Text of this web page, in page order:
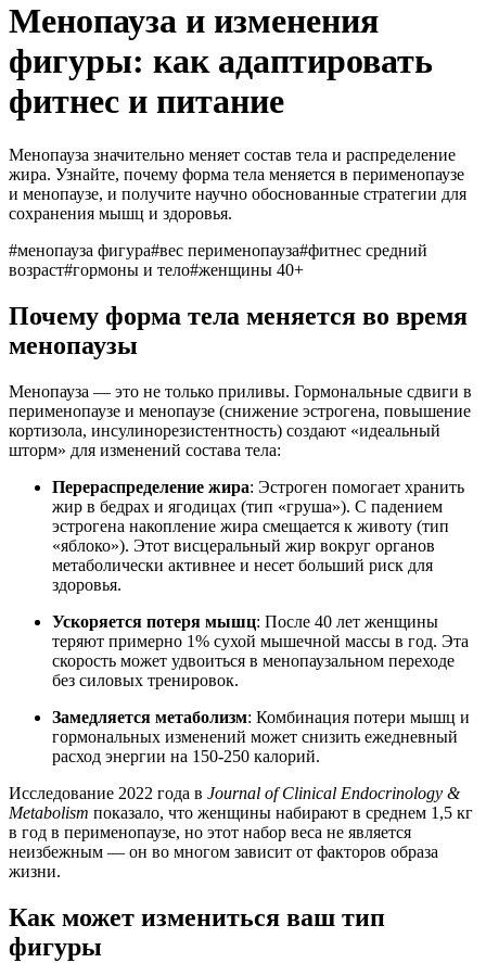
Менопауза и изменения
фигуры: как адаптировать
фитнес и питание
Менопауза значительно меняет состав тела и распределение
жира. Узнайте, почему форма тела меняется в перименопаузе
и менопаузе, и получите научно обоснованные стратегии для
сохранения мышц и здоровья.
#менопауза фигура#вес перименопауза#фитнес средний
возраст#гормоны и тело#женщины 40+
Почему форма тела меняется во время
менопаузы
Менопауза — это не только приливы. Гормональные сдвиги в
перименопаузе и менопаузе (снижение эстрогена, повышение
кортизола, инсулинорезистентность) создают «идеальный
шторм» для изменений состава тела:
Перераспределение жира: Эстроген помогает хранить
жир в бедрах и ягодицах (тип «груша»). С падением
эстрогена накопление жира смещается к животу (тип
«яблоко»). Этот висцеральный жир вокруг органов
метаболически активнее и несет больший риск для
здоровья.
Ускоряется потеря мышц: После 40 лет женщины
теряют примерно 1% сухой мышечной массы в год. Эта
скорость может удвоиться в менопаузальном переходе
без силовых тренировок.
Замедляется метаболизм: Комбинация потери мышц и
гормональных изменений может снизить ежедневный
расход энергии на 150-250 калорий.
Исследование 2022 года в Journal of Clinical Endocrinology &
Metabolism показало, что женщины набирают в среднем 1,5 кг
в год в перименопаузе, но этот набор веса не является
неизбежным — он во многом зависит от факторов образа
жизни.
Как может измениться ваш тип
фигуры